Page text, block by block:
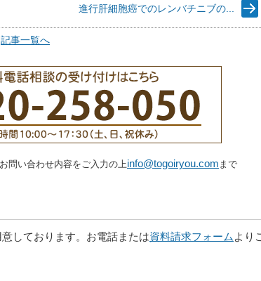
進行肝細胞癌でのレンバチニブの...
記事一覧へ
問い合わせ内容をご入力の上info@togoiryou.com まで
しております。お電話または資料請求フォーム より